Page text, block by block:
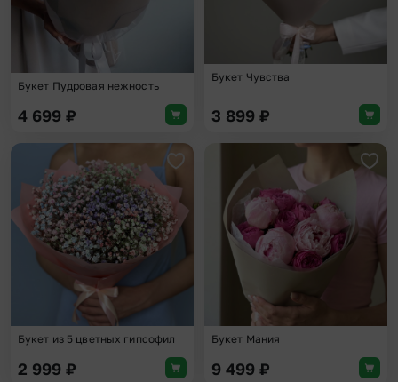
Букет Пудровая нежность
4 699 ₽
Букет Чувства
3 899 ₽
Добавить в избранное
Букет из 5 цветных гипсофил
2 999 ₽
Букет Мания
9 499 ₽